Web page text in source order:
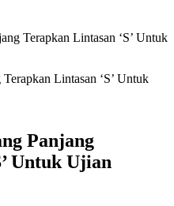
Terapkan Lintasan ‘S’ Untuk
Panjang
Untuk Ujian